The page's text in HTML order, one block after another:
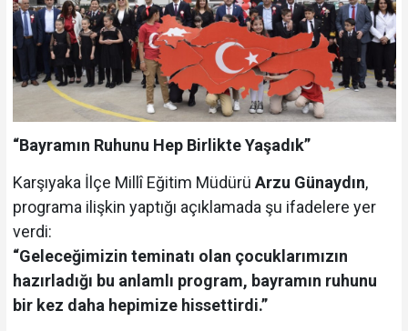
“Bayramın Ruhunu Hep Birlikte Yaşadık”
Karşıyaka İlçe Millî Eğitim Müdürü Arzu Günaydın,
programa ilişkin yaptığı açıklamada şu ifadelere yer
verdi:
“Geleceğimizin teminatı olan çocuklarımızın
hazırladığı bu anlamlı program, bayramın ruhunu
bir kez daha hepimize hissettirdi.”